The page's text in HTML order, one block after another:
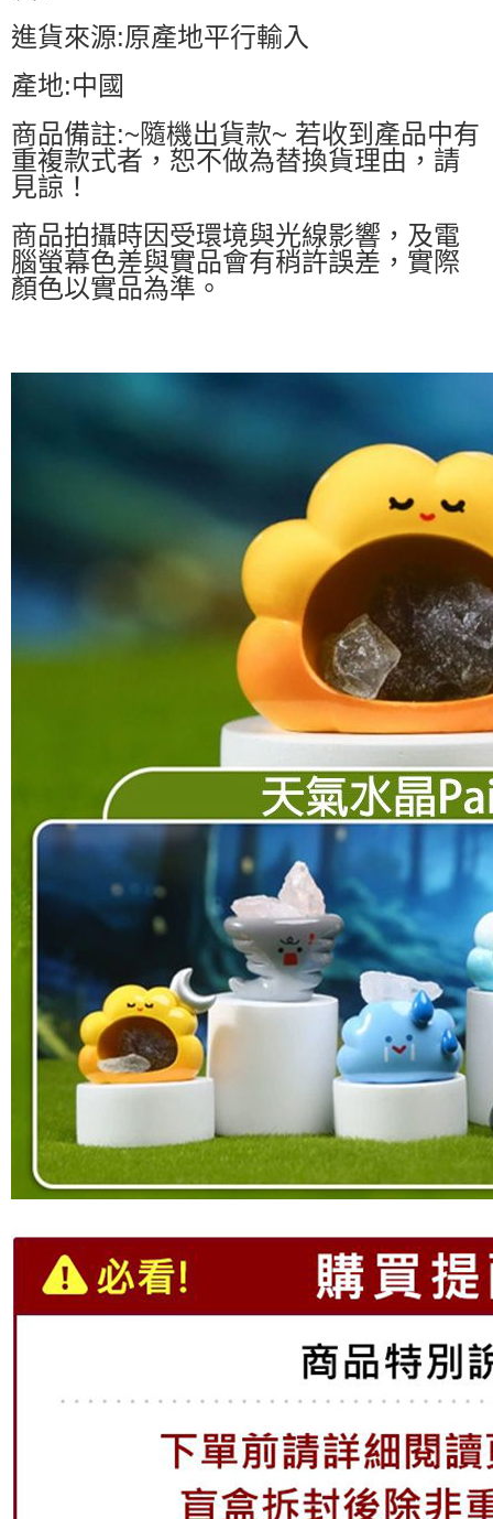
進貨來源:原產地平行輸入
產地:中國
商品備註:~隨機出貨款~ 若收到產品中有
重複款式者，恕不做為替換貨理由，請
見諒！
商品拍攝時因受環境與光線影響，及電
腦螢幕色差與實品會有稍許誤差，實際
顏色以實品為準。